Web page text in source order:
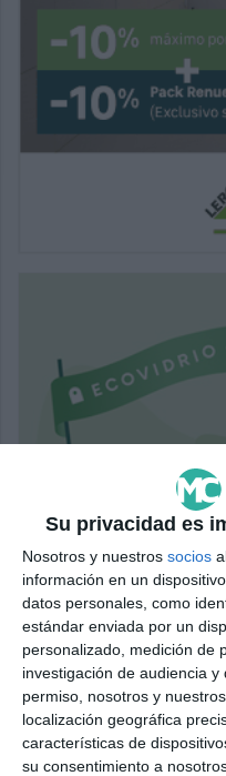
Su privacidad es
Nosotros y nuestros socios
información en un
datos personales, como
estándar enviada por un
personalizado, medición de
investigación de audiencia y
permiso, nosotros y
localización geográfica
características de
su consentimiento a